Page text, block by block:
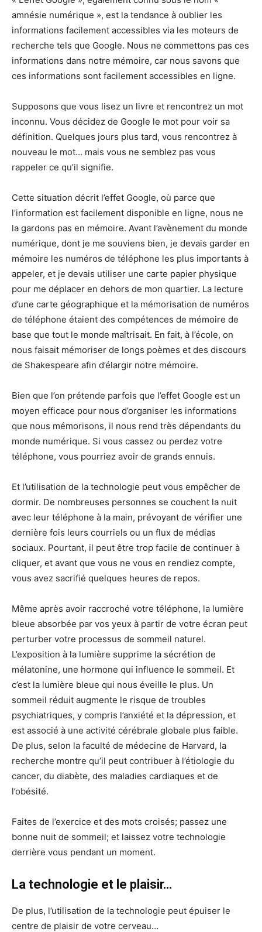
amnésie numérique », est la tendance à oublier les
informations facilement accessibles via les moteurs de
recherche tels que Google. Nous ne commettons pas ces
informations dans notre mémoire, car nous savons que
ces informations sont facilement accessibles en ligne.
Supposons que vous lisez un livre et rencontrez un mot
inconnu. Vous décidez de Google le mot pour voir sa
définition. Quelques jours plus tard, vous rencontrez à
nouveau le mot… mais vous ne semblez pas vous
rappeler ce qu’il signifie.
Cette situation décrit l’effet Google, où parce que
l’information est facilement disponible en ligne, nous ne
la gardons pas en mémoire. Avant l’avènement du monde
numérique, dont je me souviens bien, je devais garder en
mémoire les numéros de téléphone les plus importants à
appeler, et je devais utiliser une carte papier physique
pour me déplacer en dehors de mon quartier. La lecture
d’une carte géographique et la mémorisation de numéros
de téléphone étaient des compétences de mémoire de
base que tout le monde maîtrisait. En fait, à l’école, on
nous faisait mémoriser de longs poèmes et des discours
de Shakespeare afin d’élargir notre mémoire.
Bien que l’on prétende parfois que l’effet Google est un
moyen efficace pour nous d’organiser les informations
que nous mémorisons, il nous rend très dépendants du
monde numérique. Si vous cassez ou perdez votre
téléphone, vous pourriez avoir de grands ennuis.
Et l’utilisation de la technologie peut vous empêcher de
dormir. De nombreuses personnes se couchent la nuit
avec leur téléphone à la main, prévoyant de vérifier une
dernière fois leurs courriels ou un flux de médias
sociaux. Pourtant, il peut être trop facile de continuer à
cliquer, et avant que vous ne vous en rendiez compte,
vous avez sacrifié quelques heures de repos.
Même après avoir raccroché votre téléphone, la lumière
bleue absorbée par vos yeux à partir de votre écran peut
perturber votre processus de sommeil naturel.
L’exposition à la lumière supprime la sécrétion de
mélatonine, une hormone qui influence le sommeil. Et
c’est la lumière bleue qui nous éveille le plus. Un
sommeil réduit augmente le risque de troubles
psychiatriques, y compris l’anxiété et la dépression, et
est associé à une activité cérébrale globale plus faible.
De plus, selon la faculté de médecine de Harvard, la
recherche montre qu’il peut contribuer à l’étiologie du
cancer, du diabète, des maladies cardiaques et de
l’obésité.
Faites de l’exercice et des mots croisés; passez une
bonne nuit de sommeil; et laissez votre technologie
derrière vous pendant un moment.
La technologie et le plaisir…
De plus, l’utilisation de la technologie peut épuiser le
centre de plaisir de votre cerveau…